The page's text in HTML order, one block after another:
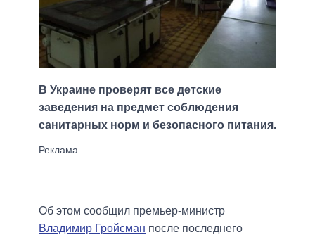
В Украине проверят все детские
заведения на предмет соблюдения
санитарных норм и безопасного питания.
Об этом сообщил премьер-министр
Владимир Гройсман после последнего